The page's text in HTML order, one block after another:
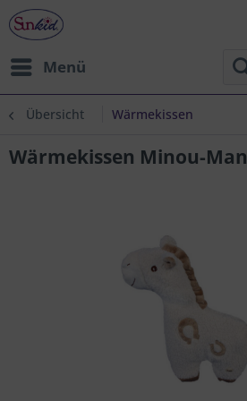
Menü
Übersicht Wärmekissen
Wärmekissen Minou-